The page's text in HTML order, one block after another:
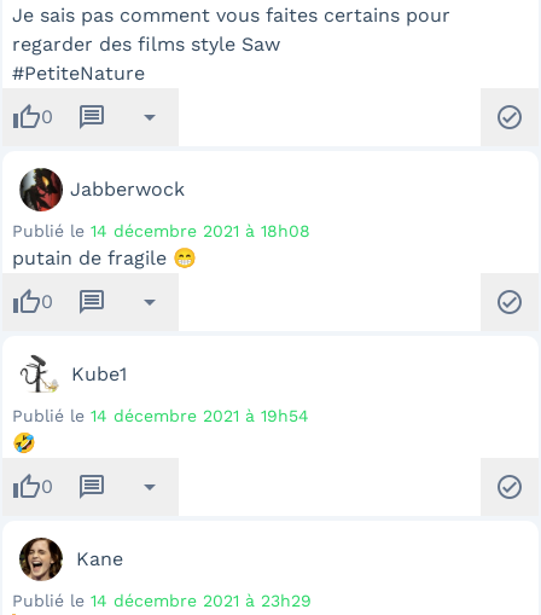
Je sais pas comment vous faites certains pour
regarder des films style Saw
#PetiteNature
thumb_up0 message arrow_drop_down check_circle
Jabberwock
Publié le 14 décembre 2021 à 18h08
putain de fragile 😁
thumb_up0 message arrow_drop_down check_circle
Kube1
Publié le 14 décembre 2021 à 19h54
🤣
thumb_up0 message arrow_drop_down check_circle
Kane
Publié le 14 décembre 2021 à 23h29